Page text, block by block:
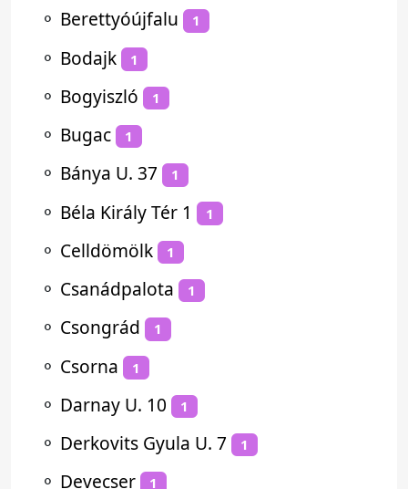
⚬ Berettyóújfalu 1
⚬ Bodajk 1
⚬ Bogyiszló 1
⚬ Bugac 1
⚬ Bánya U. 37 1
⚬ Béla Király Tér 1 1
⚬ Celldömölk 1
⚬ Csanádpalota 1
⚬ Csongrád 1
⚬ Csorna 1
⚬ Darnay U. 10 1
⚬ Derkovits Gyula U. 7 1
⚬ Devecser 1